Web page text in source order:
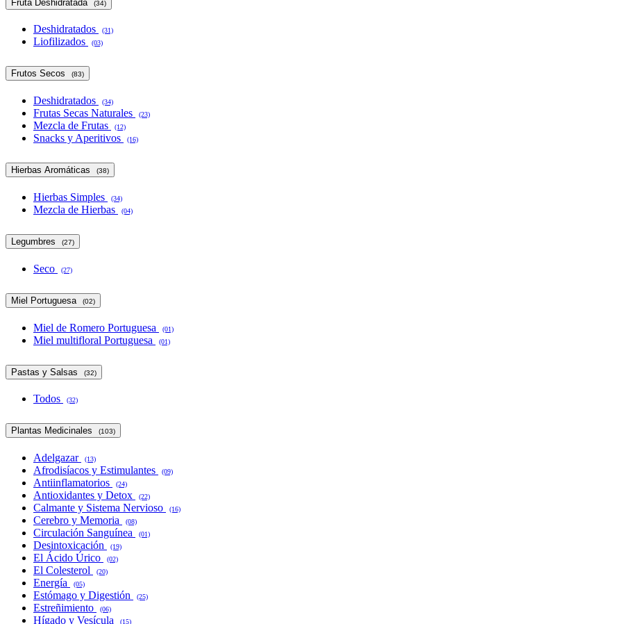
Fruta Deshidratada (34)
Deshidratados (31)
Liofilizados (03)
Frutos Secos (83)
Deshidratados (34)
Frutas Secas Naturales (23)
Mezcla de Frutas (12)
Snacks y Aperitivos (16)
Hierbas Aromáticas (38)
Hierbas Simples (34)
Mezcla de Hierbas (04)
Legumbres (27)
Seco (27)
Miel Portuguesa (02)
Miel de Romero Portuguesa (01)
Miel multifloral Portuguesa (01)
Pastas y Salsas (32)
Todos (32)
Plantas Medicinales (103)
Adelgazar (13)
Afrodisíacos y Estimulantes (09)
Antiinflamatorios (24)
Antioxidantes y Detox (22)
Calmante y Sistema Nervioso (16)
Cerebro y Memoria (08)
Circulación Sanguínea (01)
Desintoxicación (19)
El Ácido Úrico (02)
El Colesterol (20)
Energía (05)
Estómago y Digestión (25)
Estreñimiento (06)
Hígado y Vesícula (15)